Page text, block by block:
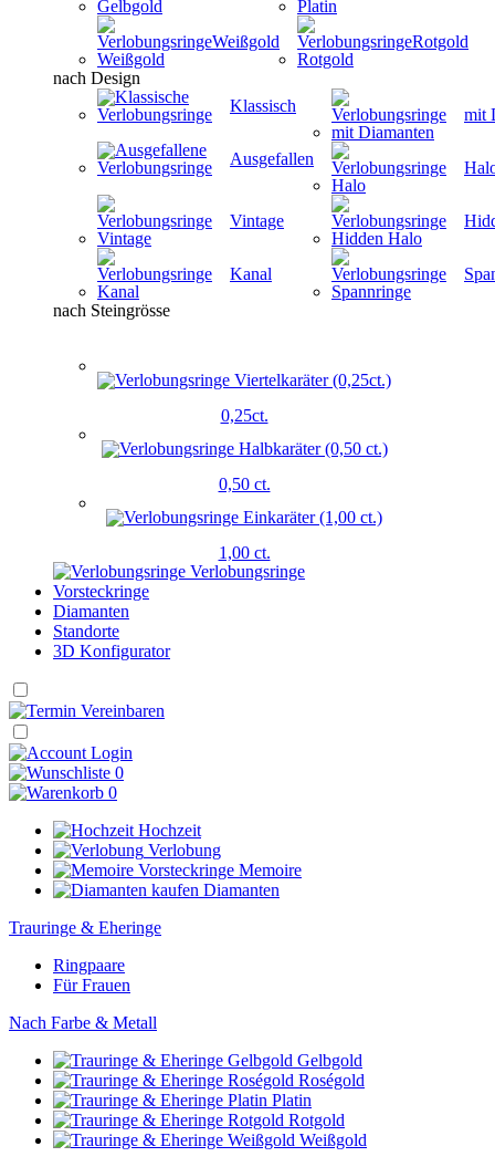
Weißgold
Rotgold
nach Design
Klassisch
mit
Ausgefallen
Vintage
Kanal
nach Steingrösse
0,25ct.
0,50 ct.
1,00 ct.
Verlobungsringe
Vorsteckringe
Diamanten
Standorte
3D Konfigurator
Login
0
0
Hochzeit
Verlobung
Memoire
Diamanten
Trauringe & Eheringe
Ringpaare
Für Frauen
Nach Farbe & Metall
Gelbgold
Roségold
Platin
Rotgold
Weißgold